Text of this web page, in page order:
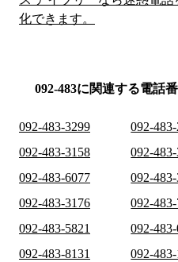
化できます。
092-483に関連する電話
092-483-3299 092-483-
092-483-3158
092-
092-483-6077
092-
092-483-3176
092-
092-483-5821
092-483-
092-483-8131
092-483-